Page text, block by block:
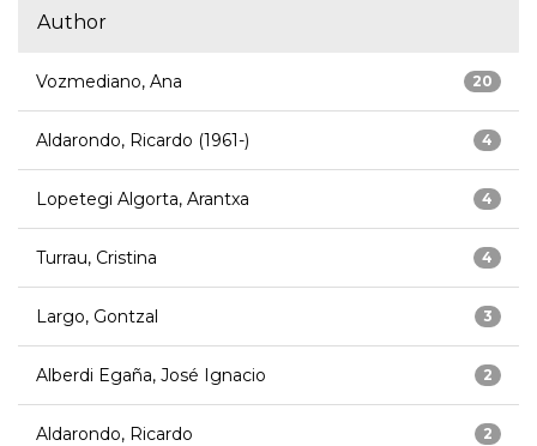
Author
20
Vozmediano, Ana
4
Aldarondo, Ricardo (1961-)
4
Lopetegi Algorta, Arantxa
4
Turrau, Cristina
3
Largo, Gontzal
2
Alberdi Egaña, José Ignacio
2
Aldarondo, Ricardo